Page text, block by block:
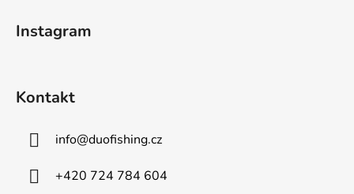
Instagram
Kontakt
info@duofishing.cz
+420 724 784 604